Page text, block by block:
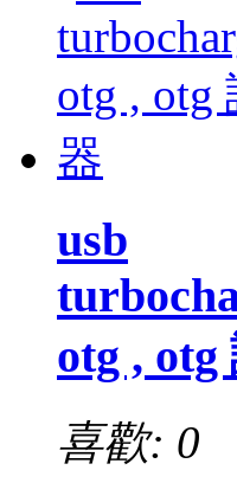
usb
otg , otg
喜歡: 0